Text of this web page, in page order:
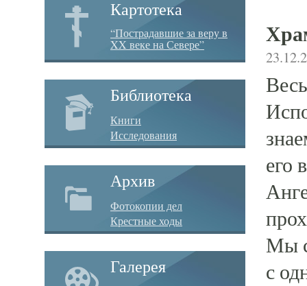
Картотека
“Пострадавшие за веру в
XX веке на Севере”
Библиотека
Книги
Исследования
Архив
Фотокопии дел
Крестные ходы
Галерея
его
Мы
с